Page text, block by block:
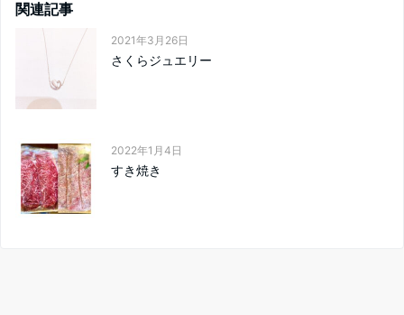
関連記事
2021年3月26日
さくらジュエリー
2022年1月4日
すき焼き